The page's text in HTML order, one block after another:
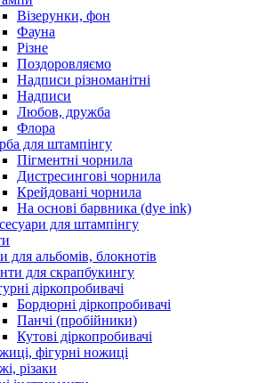
Візерунки, фон
Фауна
Різне
Поздоровляємо
Надписи різноманітні
Надписи
Любов, дружба
Флора
для штампінгу
Пігментні чорнила
Дистресингові чорнила
Крейдовані чорнила
На основі барвника (dye ink)
для штампінгу
для альбомів, блокнотів
для скрапбукингу
діркопробивачі
Бордюрні діркопробивачі
Панчі (пробійники)
Кутові діркопробивачі
фігурні ножиці
різаки